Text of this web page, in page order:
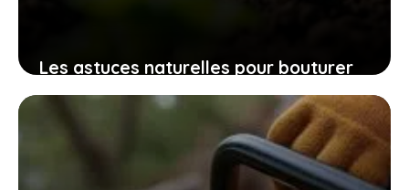
Les astuces naturelles pour bouturer
les patates douces et cultiver
facilement chez soi des plants
robustes